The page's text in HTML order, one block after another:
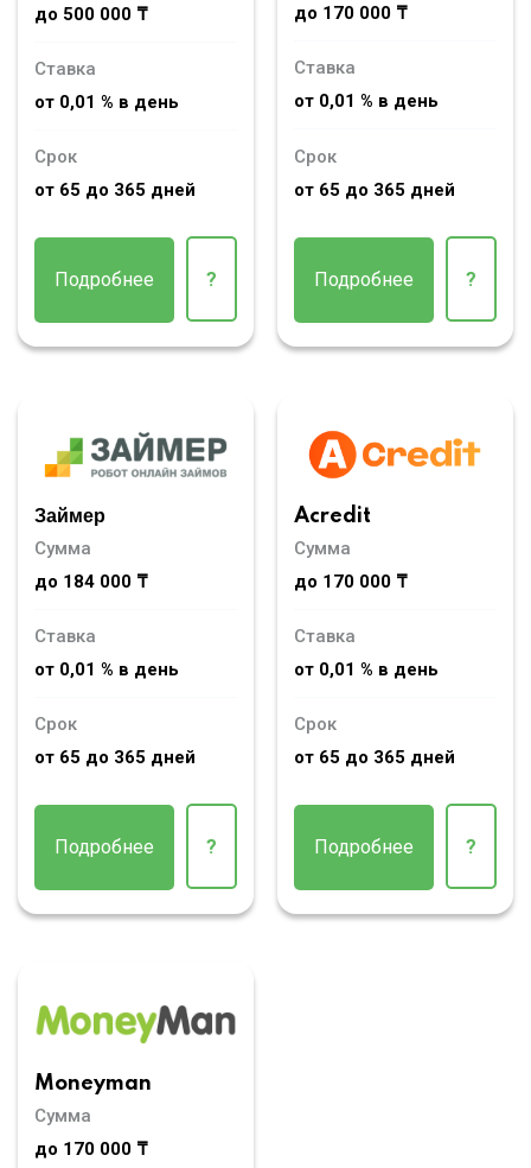
до 500 000 ₸
Ставка
от 0,01 % в день
Срок
от 65 до 365 дней
Подробнее ?
до 170 000 ₸
Ставка
от 0,01 % в день
Срок
от 65 до 365 дней
Подробнее ?
Займер
Сумма
до 184 000 ₸
Ставка
от 0,01 % в день
Срок
от 65 до 365 дней
Подробнее ?
Acredit
Сумма
до 170 000 ₸
Ставка
от 0,01 % в день
Срок
от 65 до 365 дней
Подробнее ?
Moneyman
Сумма
до 170 000 ₸